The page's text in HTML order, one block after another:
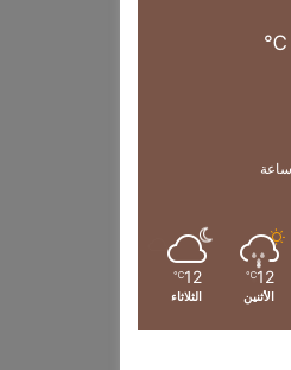
℃
12
℃
الأثنين
12
℃
الثلاثاء